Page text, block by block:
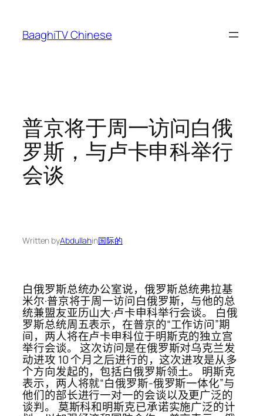
content
BaaghiTV Chinese
普京将于周一访问白俄
罗斯，与卢卡申科举行
会谈
Written byAbdullahin国际的
白俄罗斯总统办公室说，俄罗斯总统弗拉基
米尔·普京将于周一访问白俄罗斯，与他的总
统兼盟友亚历山大·卢卡申科举行会谈。 白俄
罗斯总统周五表示，在普京的“工作访问”期
间，两人将在卢卡申科位于明斯克的独立宫
举行会谈。 这次访问是在俄罗斯对乌克兰发
动进攻 10 个月之后进行的，这次进攻是从多
个方向发起的，包括白俄罗斯领土。 明斯克
表示，两人将就“白俄罗斯-俄罗斯一体化”与
他们的部长进行一对一的会谈以及更广泛的
谈判。 莫斯科和明斯克已承诺实施广泛的计